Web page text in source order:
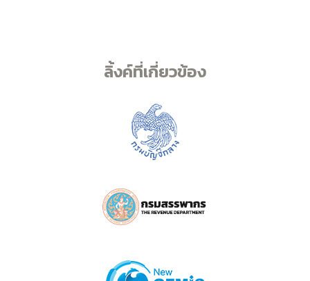
ลิ้งค์ที่เกี่ยวข้อง